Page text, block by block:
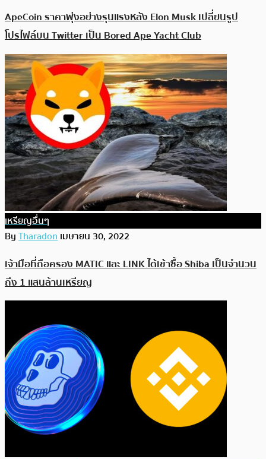
ApeCoin ราคาพุ่งอย่างรุนแรงหลัง Elon Musk เปลี่ยนรูป
โปรไฟล์บน Twitter เป็น Bored Ape Yacht Club
เหรียญอื่นๆ
ByTharadonเมษายน 30, 2022
เจ้ามือที่ถือครอง MATIC และ LINK ได้เข้าซื้อ Shiba เป็นจำนวน
ถึง 1 แสนล้านเหรียญ